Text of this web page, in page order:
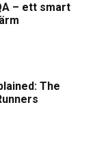
– ett smart
The